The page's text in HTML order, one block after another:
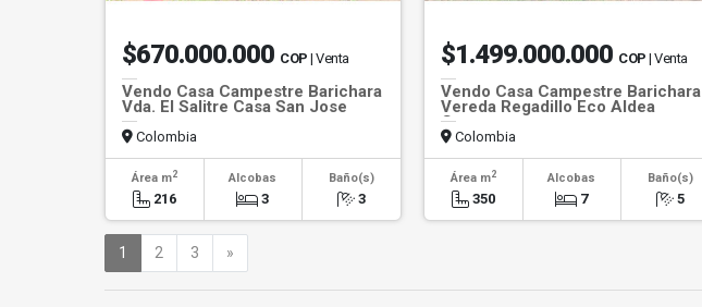
$670.000.000 COP | Venta
Vendo Casa Campestre Barichara
Vda. El Salitre Casa San Jose
Colombia
Área m2
216
Alcobas
3
Baño(s)
3
$1.499.000.000 COP | Venta
Vendo Casa Campestre Barichara
Vereda Regadillo Eco Aldea
Guane
Colombia
Área m2
350
Alcobas
7
Baño(s)
5
1 2 3 »